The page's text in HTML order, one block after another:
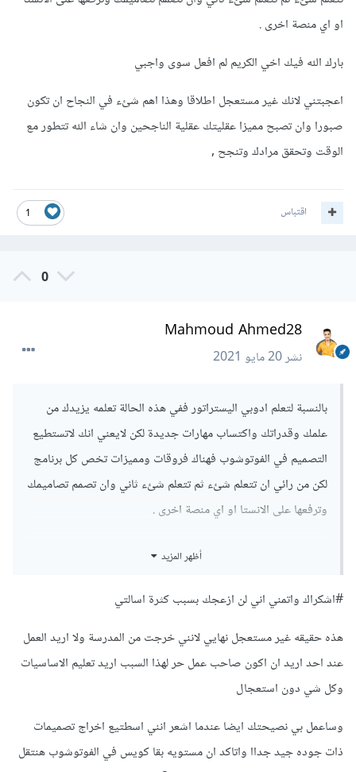
او اي منصة اخرى .
بارك الله فيك اخي الكريم لم افعل سوى واجبي
اعجبتني لانك غير مستعجل اطلاقا وهذا اهم شئء في النجاح ان تكون
صبورا وان تصبح مميزا عقليتك عقلية الناجحين وان شاء الله تتطور مع
الوقت وتحقق مرادك وتنجح ,
1 اقتباس
0
Mahmoud Ahmed28
نشر20 مايو 2021
بالنسبة لتعلم ادوبي اليستراتور ففي هذه الحالة تعلمه يزيدك من
علمك وقدراتك واكتساب مهارات جديدة لكن لايعني انك لاتستطيع
التصميم في الفوتوشوب فهناك فروقات ومميزات تخص كل برنامج
لكن من رائي ان تتعلم شئء ثم تتعلم شئء ثاني وان تصمم تصاميمك
وترفعها على الانستا او اي منصة اخرى .
بارك الله فيك اخي الكريم لم افعل سوى واجبي
تكون صبورا وان تصبح مميزا عقليتك عقلية الناجحين وان شاء الله
تتطور مع الوقت وتحقق مرادك وتنجح ,
أظهر المزيد
#اشكراك واتمني اني لن ازعجك بسبب كثرة اسالتي
هذه حقيقه غير مستعجل نهايي لانني خرجت من المدرسة ولا اريد العمل
عند احد اريد ان اكون صاحب عمل حر لهذا السبب اريد تعليم الاساسيات
وكل شي دون استعجال
وساعمل بي نصيحتك ايضا عندما اشعر انني اسطتيع اخراج تصميمات
ذات جوده جيد جداا واتاكد ان مستويه بقا كويس في الفوتوشوب هنتقل